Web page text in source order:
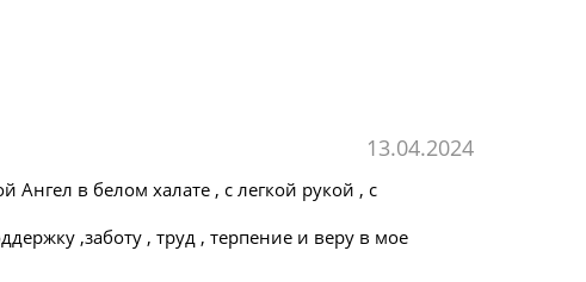
13.04.2024
Ангел в белом халате , с легкой рукой , с
,заботу , труд , терпение и веру в мое